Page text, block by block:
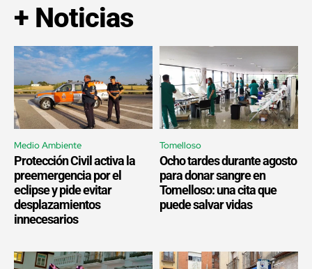
+ Noticias
Medio Ambiente
Protección Civil activa la
preemergencia por el
eclipse y pide evitar
desplazamientos
innecesarios
Tomelloso
Ocho tardes durante agosto
para donar sangre en
Tomelloso: una cita que
puede salvar vidas